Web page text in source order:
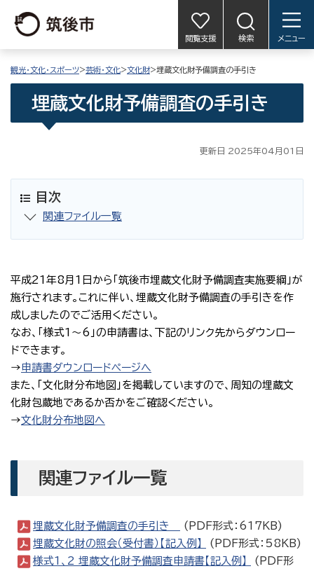
閲覧支援 検索 メニュー
観光・文化・スポーツ>芸術・文化>文化財>埋蔵文化財予備調査の手引き
埋蔵文化財予備調査の手引き
更新日 2025年04月01日
目次
関連ファイル一覧
平成21年8月1日から「筑後市埋蔵文化財予備調査実施要綱」が
施行されます。これに伴い、埋蔵文化財予備調査の手引きを作
成しましたのでご活用ください。
なお、「様式1～6」の申請書は、下記のリンク先からダウンロー
ドできます。
→ 申請書ダウンロードページへ
また、「文化財分布地図」を掲載していますので、周知の埋蔵文
化財包蔵地であるか否かをご確認ください。
→文化財分布地図へ
関連ファイル一覧
埋蔵文化財予備調査の手引き
(PDF形式：617KB)
埋蔵文化財の照会（受付書）【記入例】
(PDF形式：58KB)
様式1、2 埋蔵文化財予備調査申請書【記入例】
(PDF形